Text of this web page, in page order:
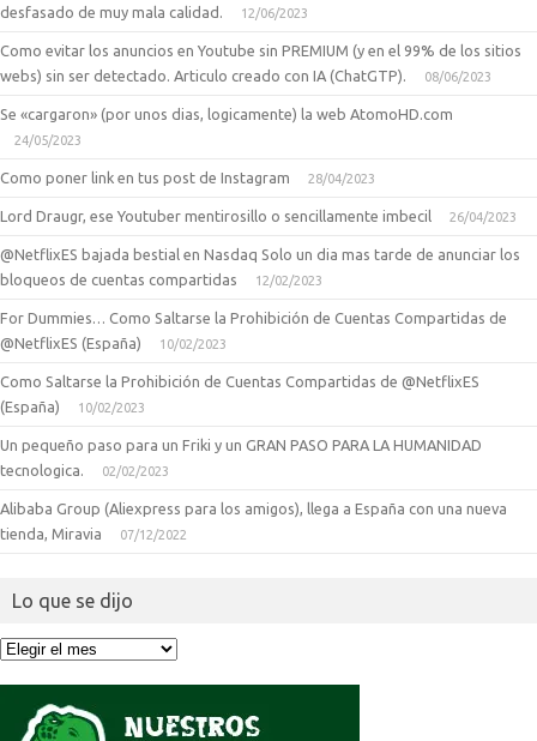
desfasado de muy mala calidad.
12/06/2023
Como evitar los anuncios en Youtube sin PREMIUM (y en el 99% de los sitios
webs) sin ser detectado. Articulo creado con IA (ChatGTP).
08/06/2023
Se «cargaron» (por unos dias, logicamente) la web AtomoHD.com
24/05/2023
Como poner link en tus post de Instagram 28/04/2023
Lord Draugr, ese Youtuber mentirosillo o sencillamente imbecil 26/04/2023
@NetflixES bajada bestial en Nasdaq Solo un dia mas tarde de anunciar los
bloqueos de cuentas compartidas
12/02/2023
For Dummies… Como Saltarse la Prohibición de Cuentas Compartidas de
@NetflixES (España)
10/02/2023
Como Saltarse la Prohibición de Cuentas Compartidas de @NetflixES
(España)
10/02/2023
Un pequeño paso para un Friki y un GRAN PASO PARA LA HUMANIDAD
tecnologica.
02/02/2023
Alibaba Group (Aliexpress para los amigos), llega a España con una nueva
tienda, Miravia
07/12/2022
Lo que se dijo
Lo